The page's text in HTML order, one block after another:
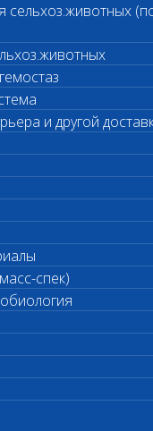
сельхоз.животных
и другой
спек)
Capillarys
крови.
заполненных
высокую
длине
результатов.
до конца
— пользователь
в час.